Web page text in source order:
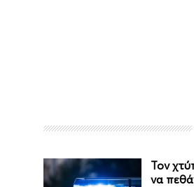
Τον
να